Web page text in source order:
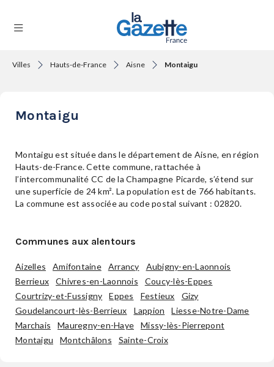
FORMATS
SERVICES
LA
GAZETTE
Villes Hauts-de-France Aisne Montaigu
Montaigu
Montaigu est située dans le département de Aisne, en région
Hauts-de-France. Cette commune, rattachée à
l’intercommunalité CC de la Champagne Picarde, s’étend sur
une superficie de 24 km². La population est de 766 habitants.
La commune est associée au code postal suivant : 02820.
Communes aux alentours
Aizelles Amifontaine Arrancy
Aubigny-en-Laonnois
Berrieux
Chivres-en-Laonnois
Coucy-lès-Eppes
Courtrizy-et-Fussigny
Eppes Festieux
Gizy
Goudelancourt-lès-Berrieux
Lappion
Liesse-Notre-Dame
Marchais
Mauregny-en-Haye
Missy-lès-Pierrepont
Montaigu
Montchâlons Sainte-Croix